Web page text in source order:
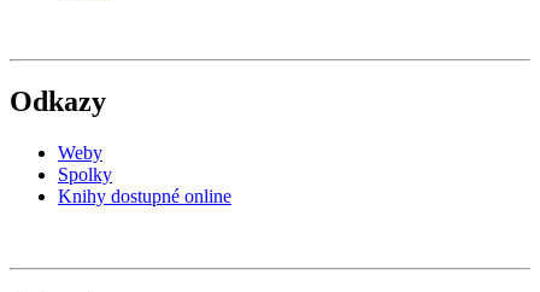
Odkazy
Weby
Spolky
Knihy dostupné online